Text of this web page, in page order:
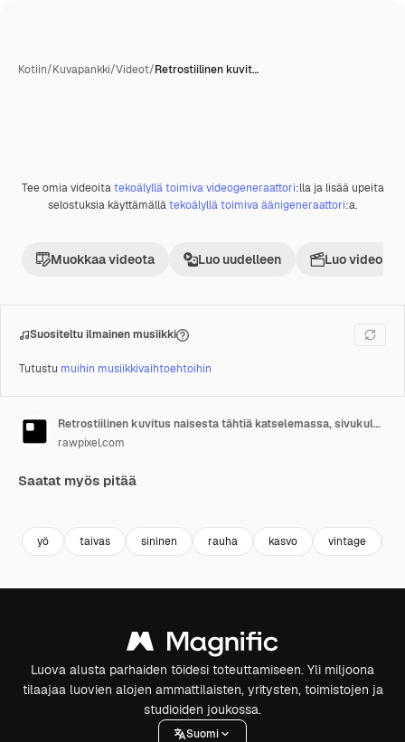
Kotiin/Kuvapankki/Videot/Retrostiilinen kuvit…
PremiumTekoälyn luoma
Tee omia videoitatekoälyllä toimiva videogeneraattori:lla ja lisää upeita
selostuksia käyttämällätekoälyllä toimiva äänigeneraattori:a.
Muokkaa videota Luo uudelleen Luo
Suositeltu ilmainen musiikki
Tutustu muihin musiikkivaihtoehtoihin
Retrostiilinen kuvitus naisesta tähtiä katselemassa, sivukulmasta kuvattuna
rawpixel.com
Saatat myös pitää
yö taivas sininen rauha kasvo vintage
Luova alusta parhaiden töidesi toteuttamiseen. Yli miljoona
tilaajaa luovien alojen ammattilaisten, yritysten, toimistojen ja
studioiden joukossa.
Suomi